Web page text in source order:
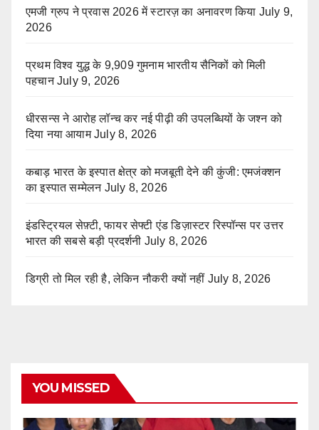
एमजी ग्रुप ने प्रवास 2026 में स्टारज़ का अनावरण किया July 9,
2026
प्रथम विश्व युद्ध के 9,909 गुमनाम भारतीय सैनिकों को मिली
पहचान July 9, 2026
धीरसन्स ने आरोह लॉन्च कर नई पीढ़ी की उपलब्धियों के जश्न को
दिया नया आयाम July 8, 2026
कबाड़ भारत के इस्पात क्षेत्र को मजबूती देने की कुंजी: एमजंक्शन
का इस्पात सम्मेलन July 8, 2026
इंडस्ट्रियल सेफ़्टी, फायर सेफ्टी एंड डिज़ास्टर रिस्पॉन्स पर उत्तर
भारत की सबसे बड़ी प्रदर्शनी July 8, 2026
डिग्री तो मिल रही है, लेकिन नौकरी क्यों नहीं July 8, 2026
YOU MISSED